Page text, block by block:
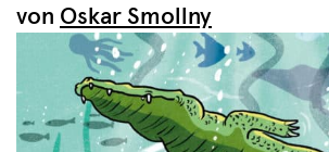
von Oskar Smollny